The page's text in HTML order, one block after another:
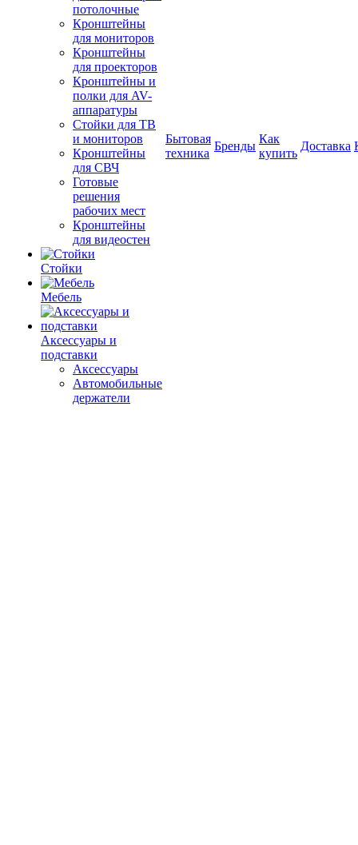
потолочные
Кронштейны
для мониторов
Кронштейны
для проекторов
Кронштейны и
полки для AV-
аппаратуры
Стойки для ТВ
и мониторов
Кронштейны
для СВЧ
Готовые
решения
рабочих мест
Кронштейны
для видеостен
Стойки
Мебель
Аксессуары и
подставки
Аксессуары
Автомобильные
держатели
Бытовая
техника
Бренды
Как
купить
Доставка